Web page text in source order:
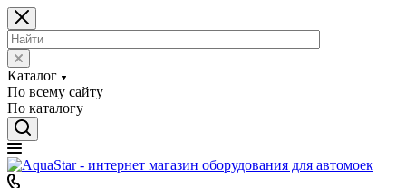
Каталог
По всему сайту
По каталогу